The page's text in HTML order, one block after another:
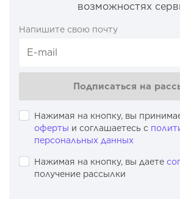
возможностях
Напишите свою почту
Подписаться на
Нажимая на кнопку, вы
оферты и соглашаетесь с
персональных данных
Нажимая на кнопку, вы даете
получение рассылки